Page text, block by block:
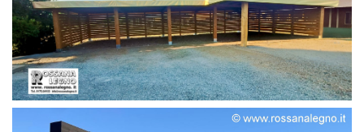
STRUTTURA